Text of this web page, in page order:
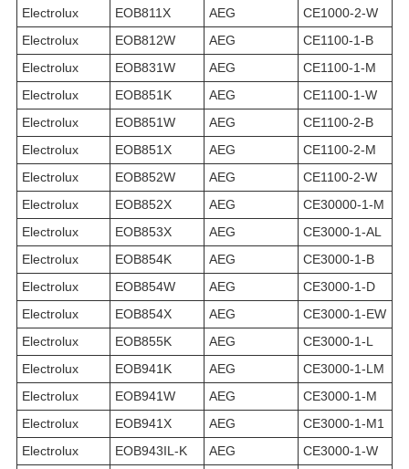
Electrolux EOB811X AEG
CE1000-2-W
Electrolux
EOB812W AEG
CE1100-1-B
Electrolux
EOB831W AEG
CE1100-1-M
Electrolux
EOB851K AEG
CE1100-1-W
Electrolux
EOB851W AEG
CE1100-2-B
Electrolux
EOB851X AEG
CE1100-2-M
Electrolux
EOB852W AEG
CE1100-2-W
Electrolux
EOB852X AEG
CE30000-1-M
Electrolux
EOB853X AEG
CE3000-1-AL
Electrolux
EOB854K AEG
CE3000-1-B
Electrolux
EOB854W AEG
CE3000-1-D
Electrolux
EOB854X AEG
CE3000-1-EW
Electrolux
EOB855K AEG
CE3000-1-L
Electrolux
EOB941K AEG
CE3000-1-LM
Electrolux
EOB941W AEG
CE3000-1-M
Electrolux
EOB941X AEG
CE3000-1-M1
Electrolux
EOB943IL-K AEG
CE3000-1-W